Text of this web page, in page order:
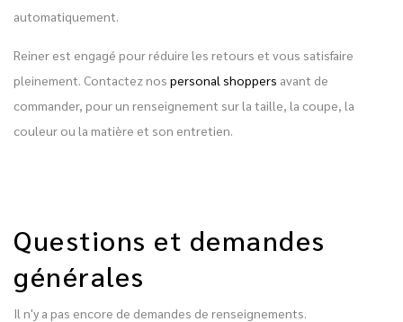
automatiquement.
Reiner est engagé pour réduire les retours et vous satisfaire
pleinement. Contactez nos personal shoppers avant de
commander, pour un renseignement sur la taille, la coupe, la
couleur ou la matière et son entretien.
Questions et demandes
générales
Il n'y a pas encore de demandes de renseignements.